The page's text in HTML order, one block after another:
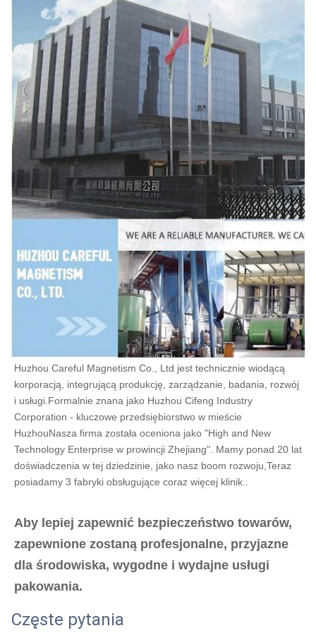
62x12x38 12±0.4
396 63 x 10 x 38 63±0.9 10±0.4
397 63x15x38 63±0.9 38±0.6
398 63×20×38 63±0.9 20±0.5 38±0.6
399 85 × 13 × 55 85±1.1 13±0.4 55±0.8
400 85 × 25 × 55 85±1.1 25±0.5 55±0.8
401 96 × 22 × 70 96±1.2 22±0.5 70±1
402 100x18x50 100±1.3 18±0.4 50±0.8
122x22x70
Huzhou Careful Magnetism Co., Ltd jest technicznie wiodącą
korporacją, integrującą produkcję, zarządzanie, badania, rozwój
i usługi.Formalnie znana jako Huzhou Cifeng Industry
Corporation - kluczowe przedsiębiorstwo w mieście
HuzhouNasza firma została oceniona jako "High and New
Technology Enterprise w prowincji Zhejiang". Mamy ponad 20 lat
doświadczenia w tej dziedzinie, jako nasz boom rozwoju,Teraz
posiadamy 3 fabryki obsługujące coraz więcej klinik..
Aby lepiej zapewnić bezpieczeństwo towarów,
zapewnione zostaną profesjonalne, przyjazne
dla środowiska, wygodne i wydajne usługi
pakowania.
Częste pytania